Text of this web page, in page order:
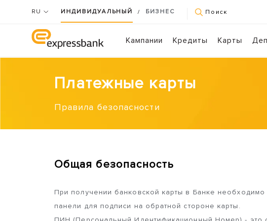
RU ИНДИВИДУАЛЬНЫЙ / БИЗНЕС Поиск
Кампании Кредиты Карты
Платежные карты
Правила безопасности
Общая безопасность
При получении банковской карты в Банке необходимо
панели для подписи на обратной стороне карты.